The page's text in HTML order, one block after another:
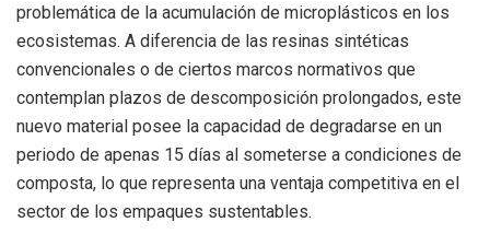
problemática de la acumulación de microplásticos en los
ecosistemas. A diferencia de las resinas sintéticas
convencionales o de ciertos marcos normativos que
contemplan plazos de descomposición prolongados, este
nuevo material posee la capacidad de degradarse en un
periodo de apenas 15 días al someterse a condiciones de
composta, lo que representa una ventaja competitiva en el
sector de los empaques sustentables.